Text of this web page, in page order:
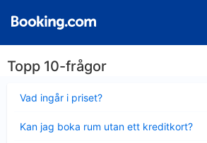
Topp 10-frågor
Vad ingår i priset?
mindre
Kan jag boka rum utan ett kreditkort?
mindre